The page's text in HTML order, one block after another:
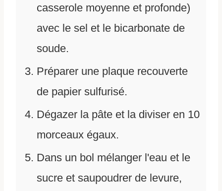
casserole moyenne et profonde)
avec le sel et le bicarbonate de
soude.
Préparer une plaque recouverte
de papier sulfurisé.
Dégazer la pâte et la diviser en 10
morceaux égaux.
Dans un bol mélanger l'eau et le
sucre et saupoudrer de levure,